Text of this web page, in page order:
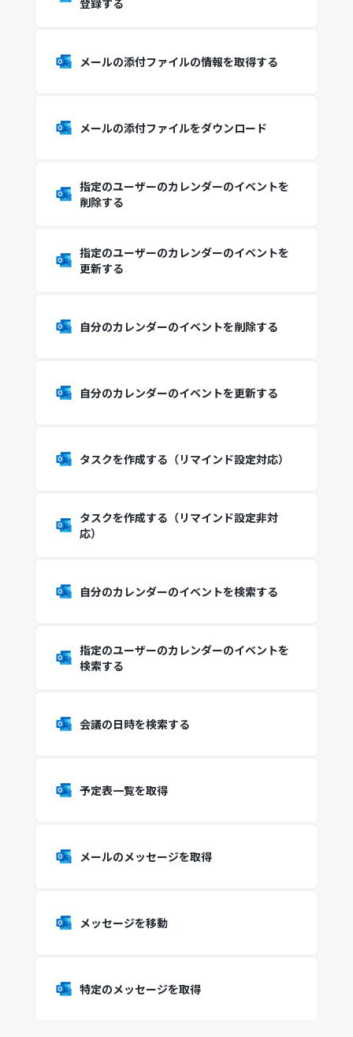
登録する
メールの添付ファイルの情報を取得する
メールの添付ファイルをダウンロード
指定のユーザーのカレンダーのイベントを
削除する
指定のユーザーのカレンダーのイベントを
更新する
自分のカレンダーのイベントを削除する
自分のカレンダーのイベントを更新する
タスクを作成する（リマインド設定対応）
タスクを作成する（リマインド設定非対
応）
自分のカレンダーのイベントを検索する
指定のユーザーのカレンダーのイベントを
検索する
会議の日時を検索する
予定表一覧を取得
メールのメッセージを取得
メッセージを移動
特定のメッセージを取得